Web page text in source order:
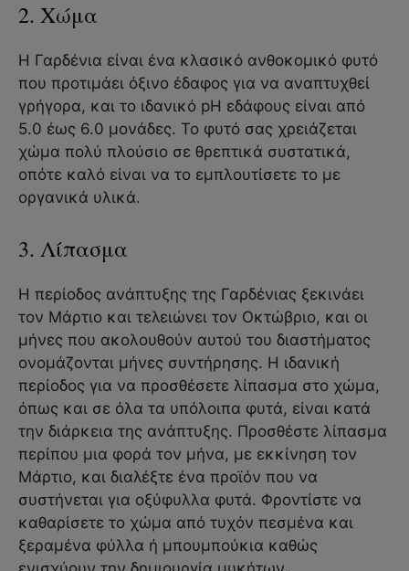
2. Χώμα
Η Γαρδένια είναι ένα κλασικό ανθοκομικό φυτό
που προτιμάει όξινο έδαφος για να αναπτυχθεί
γρήγορα, και το ιδανικό pH εδάφους είναι από
5.0 έως 6.0 μονάδες. Το φυτό σας χρειάζεται
χώμα πολύ πλούσιο σε θρεπτικά συστατικά,
οπότε καλό είναι να το εμπλουτίσετε το με
οργανικά υλικά.
3. Λίπασμα
Η περίοδος ανάπτυξης της Γαρδένιας ξεκινάει
τον Μάρτιο και τελειώνει τον Οκτώβριο, και οι
μήνες που ακολουθούν αυτού του διαστήματος
ονομάζονται μήνες συντήρησης. Η ιδανική
περίοδος για να προσθέσετε λίπασμα στο χώμα,
όπως και σε όλα τα υπόλοιπα φυτά, είναι κατά
την διάρκεια της ανάπτυξης. Προσθέστε λίπασμα
περίπου μια φορά τον μήνα, με εκκίνηση τον
Μάρτιο, και διαλέξτε ένα προϊόν που να
συστήνεται για οξύφυλλα φυτά. Φροντίστε να
καθαρίσετε το χώμα από τυχόν πεσμένα και
ξεραμένα φύλλα ή μπουμπούκια καθώς